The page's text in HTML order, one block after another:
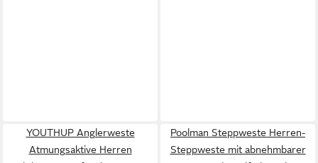
YOUTHUP Anglerweste
Atmungsaktive Herren
Poolman Steppweste Herren-
Steppweste mit abnehmbarer